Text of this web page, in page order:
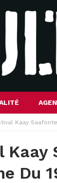
Kaay
Kaay
Du